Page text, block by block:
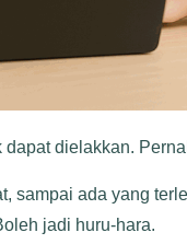
dielakkan.
sampai ada yang
jadi huru-hara.